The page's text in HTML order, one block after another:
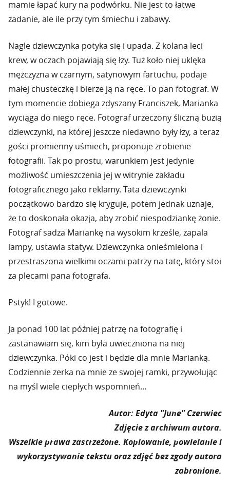
mamie łapać kury na podwórku. Nie jest to łatwe
zadanie, ale ile przy tym śmiechu i zabawy.
Nagle dziewczynka potyka się i upada. Z kolana leci
krew, w oczach pojawiają się łzy. Tuż koło niej uklęka
mężczyzna w czarnym, satynowym fartuchu, podaje
małej chusteczkę i bierze ją na ręce. To pan fotograf. W
tym momencie dobiega zdyszany Franciszek, Marianka
wyciąga do niego ręce. Fotograf urzeczony śliczną buzią
dziewczynki, na której jeszcze niedawno były łzy, a teraz
gości promienny uśmiech, proponuje zrobienie
fotografii. Tak po prostu, warunkiem jest jedynie
możliwość umieszczenia jej w witrynie zakładu
fotograficznego jako reklamy. Tata dziewczynki
początkowo bardzo się kryguje, potem jednak uznaje,
że to doskonała okazja, aby zrobić niespodziankę żonie.
Fotograf sadza Mariankę na wysokim krześle, zapala
lampy, ustawia statyw. Dziewczynka onieśmielona i
przestraszona wielkimi oczami patrzy na tatę, który stoi
za plecami pana fotografa.
Pstyk! I gotowe.
Ja ponad 100 lat później patrzę na fotografię i
zastanawiam się, kim była uwieczniona na niej
dziewczynka. Póki co jest i będzie dla mnie Marianką.
Codziennie zerka na mnie ze swojej ramki, przywołując
na myśl wiele ciepłych wspomnień…
Autor: Edyta "June" Czerwiec
Zdjęcie z archiwum autora.
Wszelkie prawa zastrzeżone. Kopiowanie, powielanie i
wykorzystywanie tekstu oraz zdjęć bez zgody autora
zabronione.